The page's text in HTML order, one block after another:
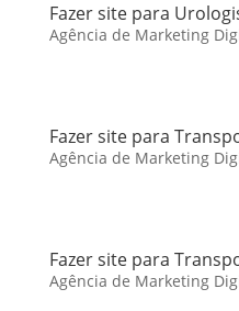
Fazer site para
Agência de Marketing
Fazer site para
Agência de Marketing
Fazer site para
Agência de Marketing